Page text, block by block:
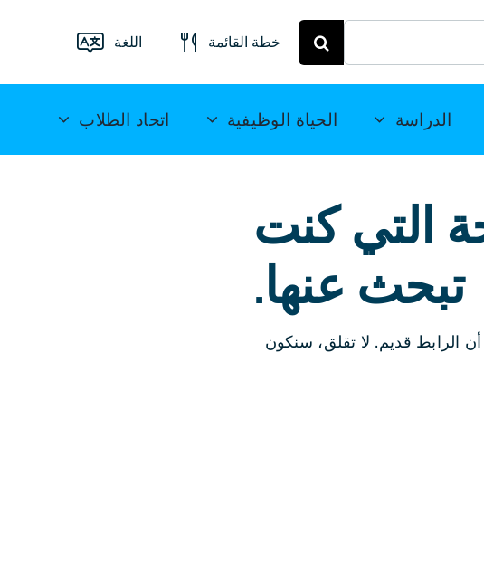
خطة القائمة
قائمة الطعام
ميتويدا
اللغة
English
الدراسة الحياة الوظيفية اتحاد الطلاب
التي كنت
تبحث عنها.
الرابط قديم. لا تقلق، سنكون